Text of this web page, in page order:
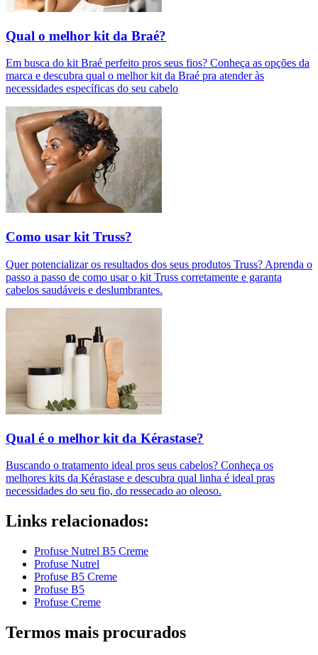
Qual o melhor kit da Braé?
Em busca do kit Braé perfeito pros seus fios? Conheça as opções da
marca e descubra qual o melhor kit da Braé pra atender às
necessidades específicas do seu cabelo
Como usar kit Truss?
Quer potencializar os resultados dos seus produtos Truss? Aprenda o
passo a passo de como usar o kit Truss corretamente e garanta
cabelos saudáveis e deslumbrantes.
Qual é o melhor kit da Kérastase?
Buscando o tratamento ideal pros seus cabelos? Conheça os
melhores kits da Kérastase e descubra qual linha é ideal pras
necessidades do seu fio, do ressecado ao oleoso.
Links relacionados:
Profuse Nutrel B5 Creme
Profuse Nutrel
Profuse B5 Creme
Profuse B5
Profuse Creme
Termos mais procurados